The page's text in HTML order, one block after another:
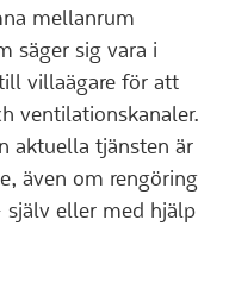
mellanrum
säger sig vara i
villaägare för att
ventilationskanaler.
aktuella tjänsten är
även om rengöring
själv eller med hjälp